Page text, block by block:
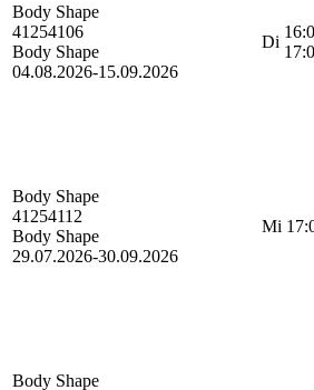
Body Shape
41254106
Body Shape
04.08.2026-15.09.2026
Di
Body Shape
41254112
Body Shape
29.07.2026-30.09.2026
Mi
Body Shape